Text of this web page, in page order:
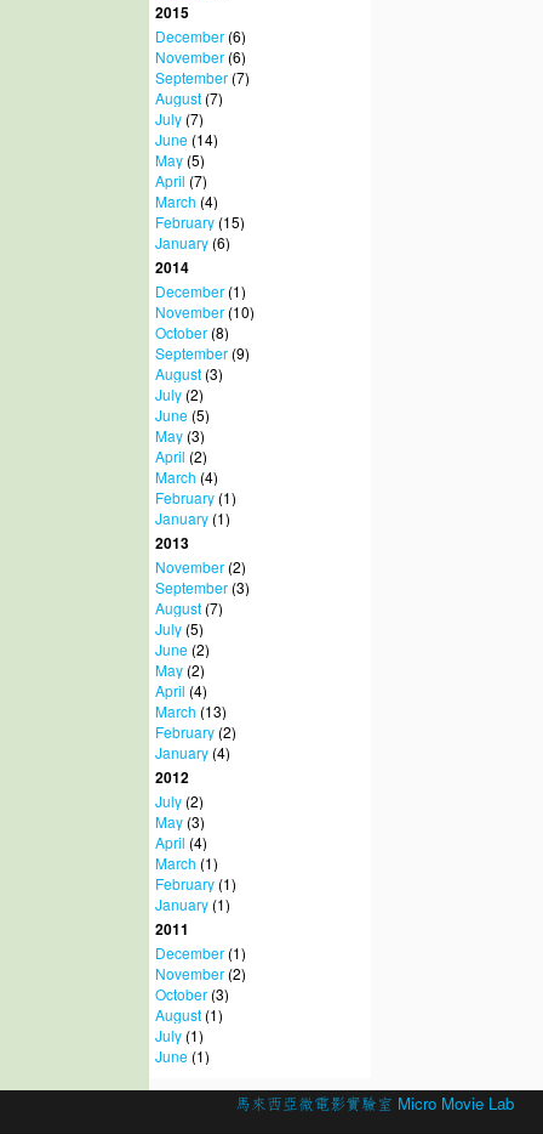
2015
December(6)
November(6)
September(7)
August(7)
July(7)
June(14)
May(5)
April (7)
March (4)
February(15)
January(6)
2014
December(1)
November(10)
October(8)
September(9)
August(3)
July(2)
June(5)
May(3)
April (2)
March (4)
February(1)
January(1)
2013
November(2)
September(3)
August(7)
July(5)
June(2)
May(2)
April (4)
March (13)
February(2)
January(4)
2012
July(2)
May(3)
April (4)
March (1)
February(1)
January(1)
2011
December(1)
November(2)
October(3)
August(1)
July(1)
June(1)
馬來西亞微電影實驗室 Micro Movie Lab